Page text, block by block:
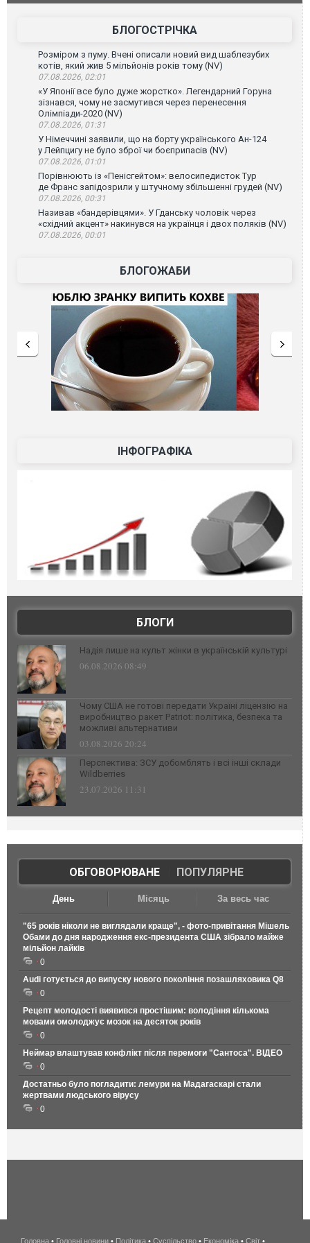
атаку. ВІДЕО
БЛОГОСТРІЧКА
Розміром з пуму. Вчені описали новий вид шаблезубих
котів, який жив 5 мільйонів років тому (NV)
07.08.2026, 02:01
«У Японії все було дуже жорстко». Легендарний Горуна
зізнався, чому не засмутився через перенесення
Олімпіади-2020 (NV)
07.08.2026, 01:31
У Німеччині заявили, що на борту українського Ан-124
у Лейпцигу не було зброї чи боєприпасів (NV)
07.08.2026, 01:01
Порівнюють із «Пенісгейтом»: велосипедисток Тур
де Франс запідозрили у штучному збільшенні грудей (NV)
07.08.2026, 00:31
Називав «бандерівцями». У Гданську чоловік через
«східний акцент» накинувся на українця і двох поляків (NV)
07.08.2026, 00:01
БЛОГОЖАБИ
ІНФОГРАФІКА
БЛОГИ
Надія лише на культ жінки в українській культурі
06.08.2026 08:49
Чому США не готові передати Україні ліцензію на
виробництво ракет Patriot: політика, безпека та
можливі альтернативи
03.08.2026 20:24
Перспектива: ЗСУ добомблять і всі інші склади
Wildberries
23.07.2026 11:31
ОБГОВОРЮВАНЕ| ПОПУЛЯРНЕ
День Місяць За весь час
"65 років ніколи не виглядали краще", - фото-привітання Мішель
Обами до дня народження екс-президента США зібрало майже
мільйон лайків
0
Audi готується до випуску нового покоління позашляховика Q8
0
Рецепт молодості виявився простішим: володіння кількома
мовами омолоджує мозок на десяток років
0
Неймар влаштував конфлікт після перемоги "Сантоса". ВІДЕО
0
Достатньо було погладити: лемури на Мадагаскарі стали
жертвами людського вірусу
0
беспроводной
Головна • Головні новини • Політика • Суспільство • Економіка • Світ •